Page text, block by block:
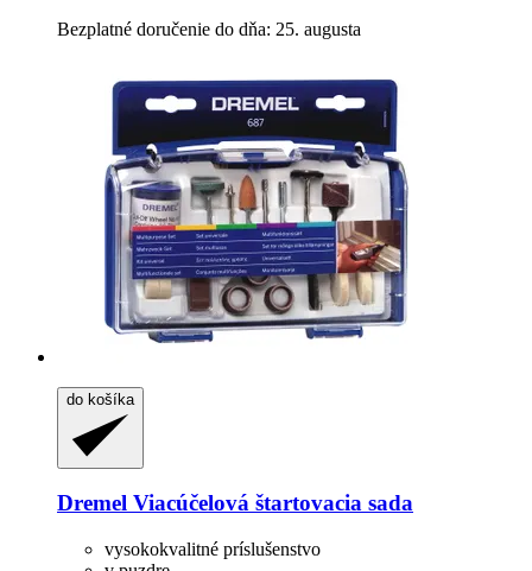
Bezplatné doručenie do dňa: 25. augusta
do košíka
Dremel Viacúčelová štartovacia sada
vysokokvalitné príslušenstvo